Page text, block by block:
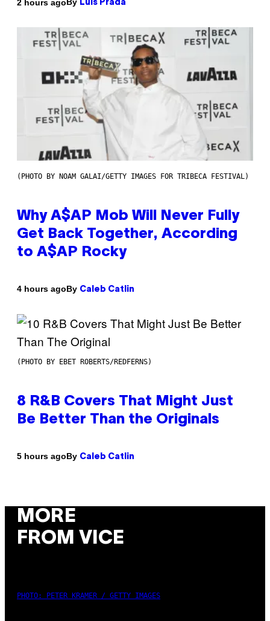
2 hours ago Luis Prada
(PHOTO BY NOAM GALAI/GETTY IMAGES FOR TRIBECA FESTIVAL)
Why A$AP Mob Will Never Fully
Get Back Together, According
to A$AP Rocky
4 hours agoBy Caleb Catlin
(PHOTO BY EBET ROBERTS/REDFERNS)
8 R&B Covers That Might Just
Be Better Than the Originals
5 hours agoBy Caleb Catlin
MORE
FROM VICE
PHOTO: PETER KRAMER / GETTY IMAGES